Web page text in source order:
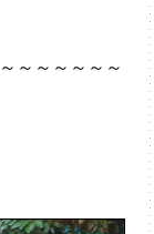
～～～～～～